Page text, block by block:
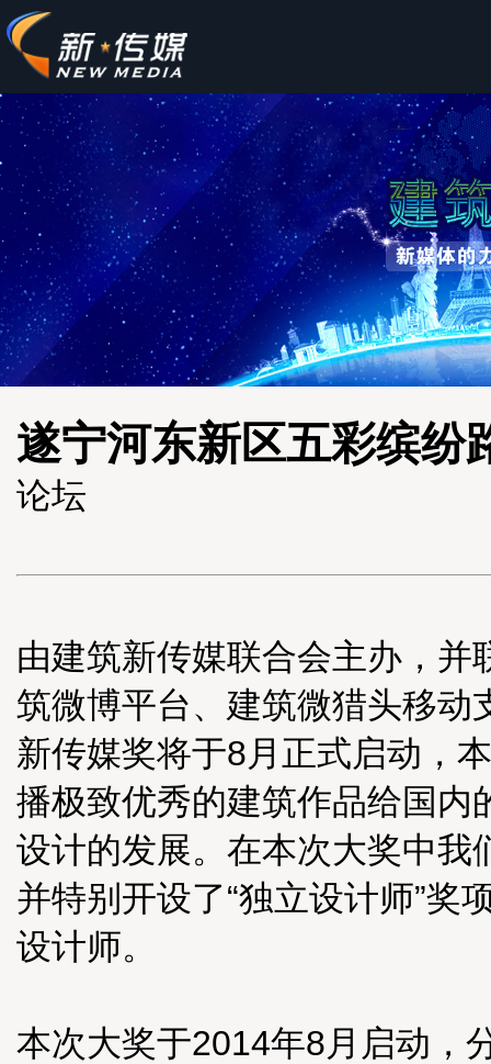
遂宁河东新区五彩缤
论坛
由建筑新传媒联合会主办，
筑微博平台、建筑微猎头移动
新传媒奖将于8月正式启动，
播极致优秀的建筑作品给国内
设计的发展。在本次大奖中我
并特别开设了“独立设计师”奖
设计师。
本次大奖于2014年8月启动